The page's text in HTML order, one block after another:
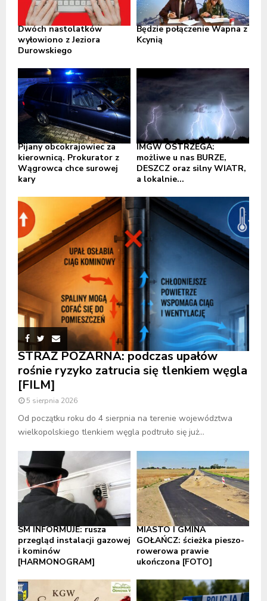
Dwóch nastolatków
wyłowiono z Jeziora
Durowskiego
Będzie połączenie Wapna z
Kcynią
Pijany obcokrajowiec za
kierownicą. Prokurator z
Wągrowca chce surowej
kary
IMGW OSTRZEGA:
możliwe u nas BURZE,
DESZCZ oraz silny WIATR,
a lokalnie...
STRAŻ POŻARNA: podczas upałów
rośnie ryzyko zatrucia się tlenkiem węgla
[FILM]
5 sierpnia 2026
Od początku roku do 4 sierpnia na terenie województwa
wielkopolskiego tlenkiem węgla podtruło się już...
SM INFORMUJE: rusza
przegląd instalacji gazowej
i kominów
[HARMONOGRAM]
MIASTO I GMINA
GOŁAŃCZ: ścieżka pieszo-
rowerowa prawie
ukończona [FOTO]